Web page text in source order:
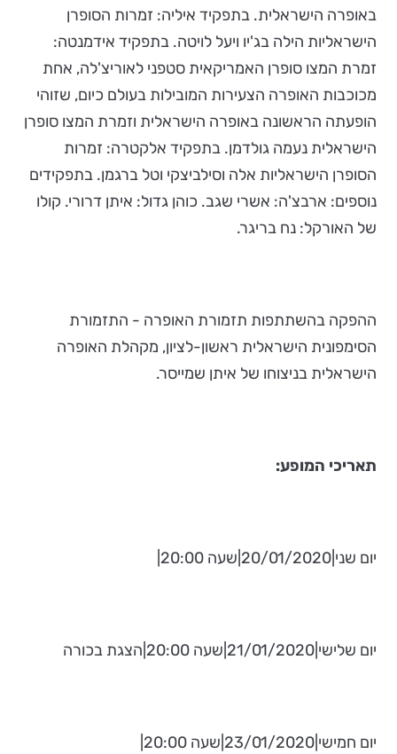
באופרה הישראלית. בתפקיד איליה: זמרות הסופרן
הישראליות הילה בג'יו ויעל לויטה. בתפקיד אידמנטה:
זמרת המצו סופרן האמריקאית סטפני לאוריצ'לה, אחת
מכוכבות האופרה הצעירות המובילות בעולם כיום, שזוהי
הופעתה הראשונה באופרה הישראלית וזמרת המצו סופרן
הישראלית נעמה גולדמן. בתפקיד אלקטרה: זמרות
הסופרן הישראליות אלה וסילביצקי וטל ברגמן. בתפקידים
נוספים: ארבצ'ה: אשרי שגב. כוהן גדול: איתן דרורי. קולו
של האורקל: נח בריגר.
ההפקה בהשתתפות תזמורת האופרה - התזמורת
הסימפונית הישראלית ראשון-לציון, מקהלת האופרה
הישראלית בניצוחו של איתן שמייסר.
תאריכי המופע:
יום שני|20/01/2020|שעה 20:00|
יום שלישי|21/01/2020|שעה 20:00|הצגת בכורה
יום חמישי|23/01/2020|שעה 20:00|